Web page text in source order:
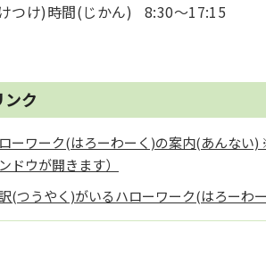
つけ)時間(じかん) 8:30～17:15
ンク
ーワーク(はろーわーく)の案内(あんな
ドウが開きます）
(つうやく)がいるハローワーク(はろーわ